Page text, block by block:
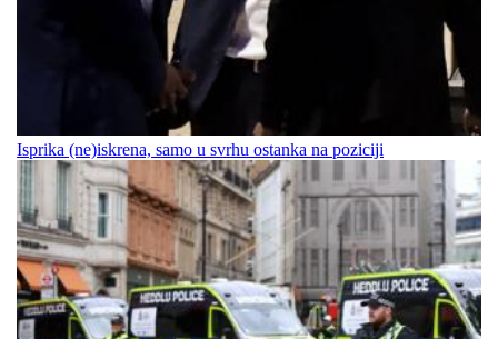
Isprika (ne)iskrena, samo u svrhu ostanka na poziciji